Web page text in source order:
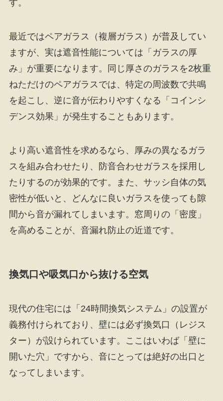
す。
最近ではペアガラス（複層ガラス）が普及してい
ますが、実は遮音性能については「ガラスの厚
み」が重要になります。同じ厚さのガラスを2枚重
ねただけのペアガラスでは、特定の周波数で共鳴
を起こし、逆に音が伝わりやすくなる「コインシ
デンス効果」が発生することもあります。
より高い遮音性を求めるなら、厚みの異なるガラ
スを組み合わせたり、防音合わせガラスを採用し
たりするのが効果的です。また、サッシ自体の気
密性が低いと、どんなに良いガラスを使っても隙
間から音が漏れてしまいます。窓周りの「密度」
を高めることが、音漏れ防止の近道です。
換気口や吸気口から抜ける空気
現代の住宅には「24時間換気システム」の設置が
義務付けられており、壁には必ず換気口（レジス
ター）が設けられています。ここはいわば「壁に
開いた穴」ですから、音にとっては絶好の出口と
なってしまいます。